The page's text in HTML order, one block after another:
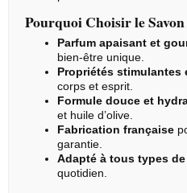
Pourquoi Choisir le
Parfum apaisant et
bien-être unique.
Propriétés stimulantes
corps et esprit.
Formule douce et
et huile d’olive.
Fabrication française
garantie.
Adapté à tous types de
quotidien.